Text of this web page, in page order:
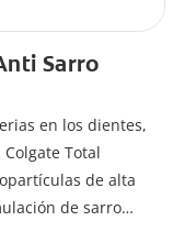
Sarro
en los dientes,
Total
de alta
de sarro